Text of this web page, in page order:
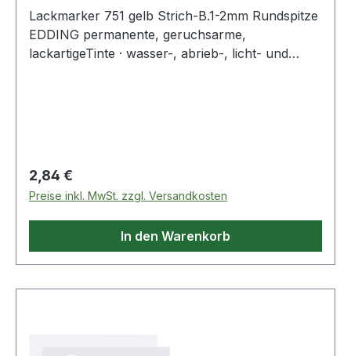
Lackmarker 751 gelb Strich-B.1-2mm Rundspitze
EDDING permanente, geruchsarme,
lackartigeTinte · wasser-, abrieb-, licht- und
aufsetzen und vorsichtig auf- und abpumpen,
bis sich die Spitze mit Tinte füllt ·
Aluminiumschaft
Regulärer Preis:
2,84 €
Preise inkl. MwSt. zzgl. Versandkosten
In den Warenkorb